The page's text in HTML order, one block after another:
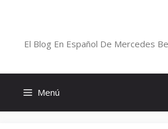
El Blog En Español De Mercedes
Menú